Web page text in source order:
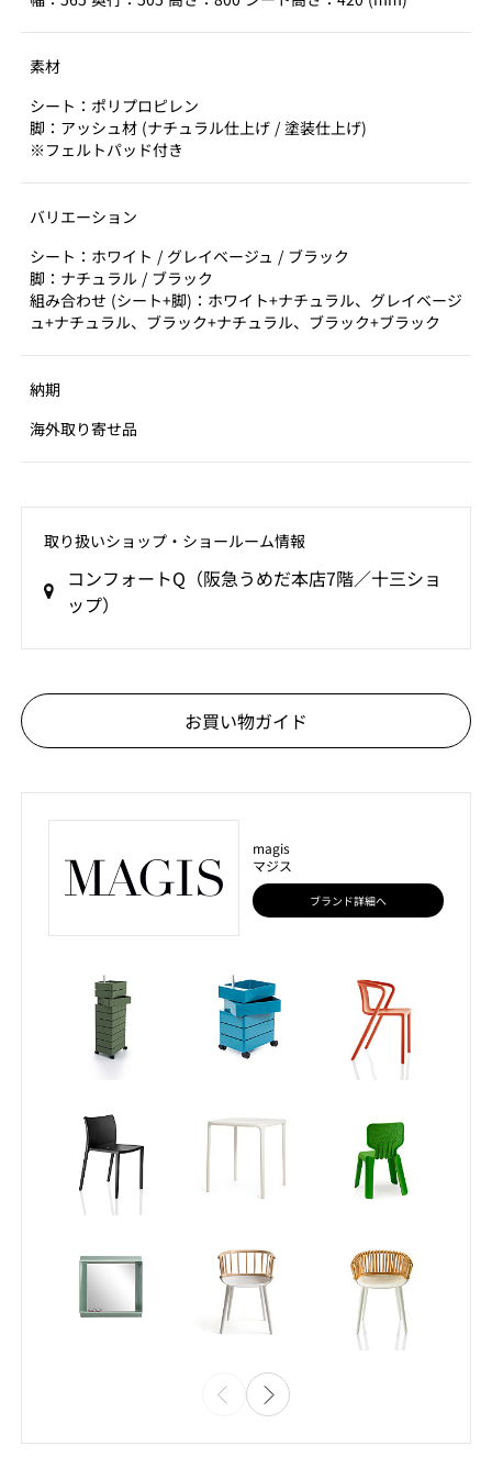
素材
シート：ポリプロピレン
脚：アッシュ材 (ナチュラル仕上げ / 塗装仕上げ)
※フェルトパッド付き
バリエーション
シート：ホワイト / グレイベージュ / ブラック
脚：ナチュラル / ブラック
組み合わせ (シート+脚)：ホワイト+ナチュラル、グレイベージ
ュ+ナチュラル、ブラック+ナチュラル、ブラック+ブラック
納期
海外取り寄せ品
取り扱いショップ‧ショールーム情報
コンフォートQ（阪急うめだ本店7階／十三ショ
ップ）
お買い物ガイド
magis
マジス
ブランド詳細へ